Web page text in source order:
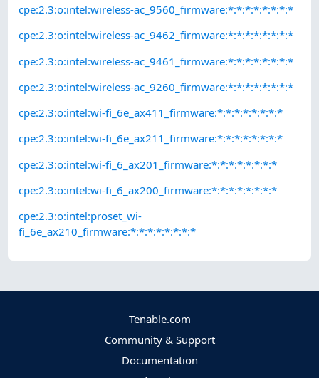
cpe:2.3:o:intel:wireless-ac_9560_firmware:*:*:*:*:*:*:*:*
cpe:2.3:o:intel:wireless-ac_9462_firmware:*:*:*:*:*:*:*:*
cpe:2.3:o:intel:wireless-ac_9461_firmware:*:*:*:*:*:*:*:*
cpe:2.3:o:intel:wireless-ac_9260_firmware:*:*:*:*:*:*:*:*
cpe:2.3:o:intel:wi-fi_6e_ax411_firmware:*:*:*:*:*:*:*:*
cpe:2.3:o:intel:wi-fi_6e_ax211_firmware:*:*:*:*:*:*:*:*
cpe:2.3:o:intel:wi-fi_6_ax201_firmware:*:*:*:*:*:*:*:*
cpe:2.3:o:intel:wi-fi_6_ax200_firmware:*:*:*:*:*:*:*:*
cpe:2.3:o:intel:proset_wi-
fi_6e_ax210_firmware:*:*:*:*:*:*:*:*
Tenable.com
Community & Support
Documentation